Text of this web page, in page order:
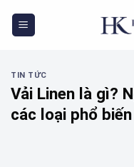
TIN TỨC
Vải Linen là gì?
các loại phổ